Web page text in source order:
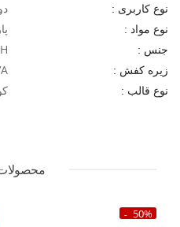
نوع کاربری :
نوع مواد :
جنس :
زیره کفش :
نوع قالب :
50%